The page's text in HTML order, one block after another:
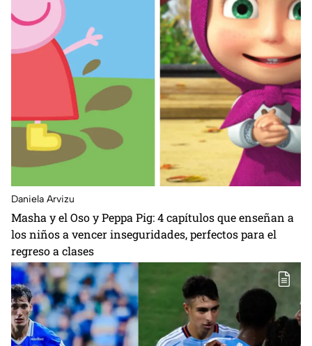
Daniela Arvizu
Masha y el Oso y Peppa Pig: 4 capítulos que enseñan a
los niños a vencer inseguridades, perfectos para el
regreso a clases